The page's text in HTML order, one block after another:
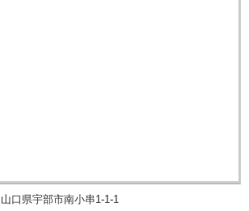
し，外国人留学生を除く。
①家計の急変により，授業料の納付が困難となっ
山口県宇部市南小串1-1-1